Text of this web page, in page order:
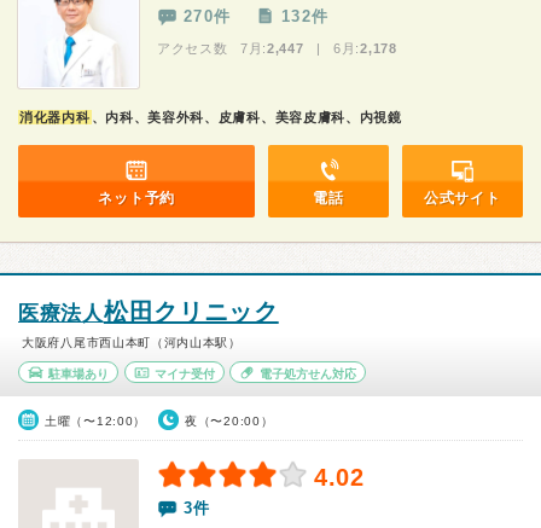
270件 132件
アクセス数 7月:2,447 | 6月:2,178
消化器内科 、内科、美容外科、皮膚科、美容皮膚科、内視鏡
ネット予約 電話 公式サイト
医療法人松田クリニック
大阪府八尾市西山本町（河内山本駅）
駐車場あり マイナ受付 電子処方せん対応
土曜（〜12:00） 夜（〜20:00）
4.02
3件